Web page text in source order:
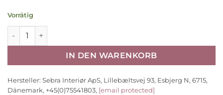
Vorrätig
Sebra Aktivitäts-Spieldecke, Blinky die Eule Menge
IN DEN WARENKORB
Hersteller: Sebra Interiør ApS, Lillebæltsvej 93, Esbjerg N, 6715,
Dänemark, +45(0)75541803, [email protected]